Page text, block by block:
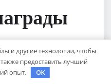
престижной
года» в рамках
современного
и другие технологии, чтобы
предоставить лучший
опыт.
OK